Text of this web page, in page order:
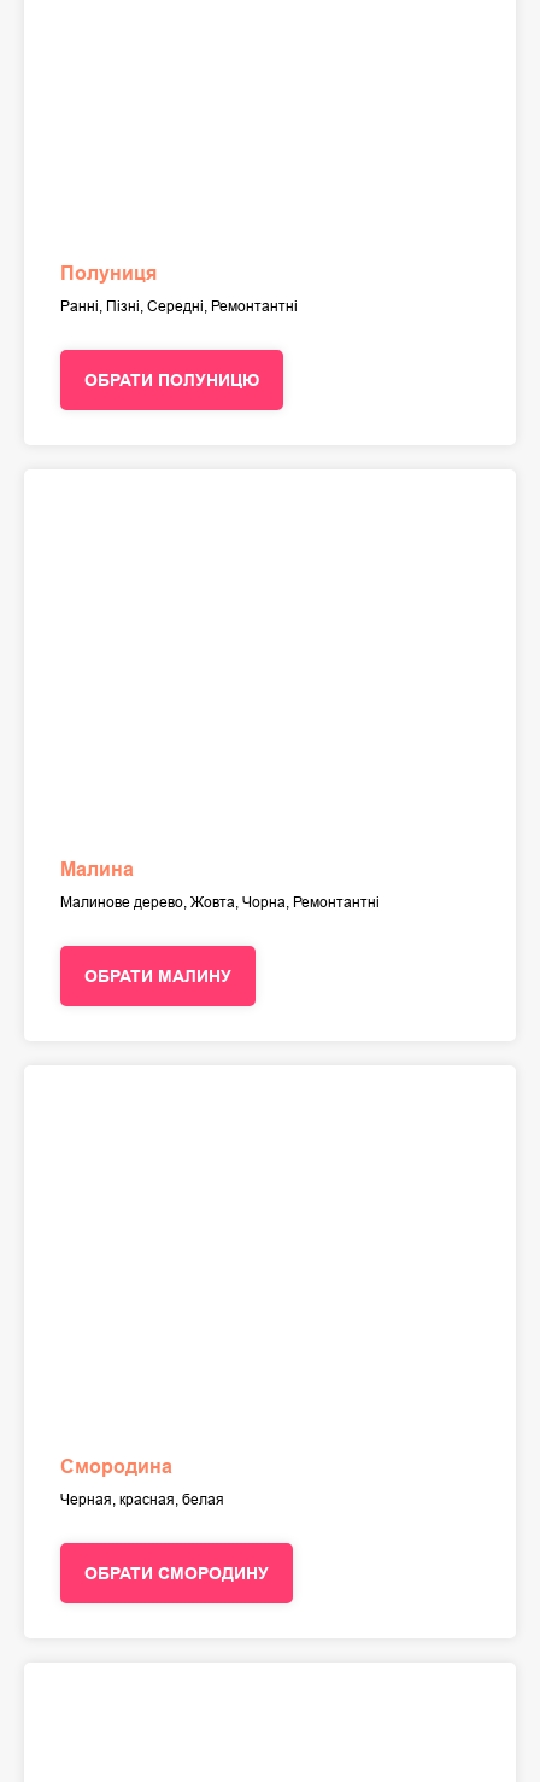
Полуниця
Ранні, Пізні, Середні, Ремонтантні
ОБРАТИ ПОЛУНИЦЮ
Малина
Малинове дерево, Жовта, Чорна, Ремонтантні
ОБРАТИ МАЛИНУ
Смородина
Черная, красная, белая
ОБРАТИ СМОРОДИНУ